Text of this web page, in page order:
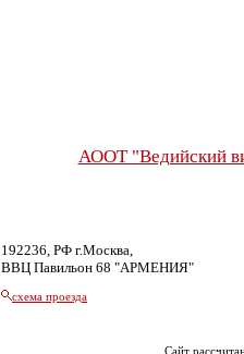
АООТ "Ведийский
192236, РФ г.Москва,
ВВЦ Павильон 68 "АРМЕНИЯ"
схема проезда
Сайт